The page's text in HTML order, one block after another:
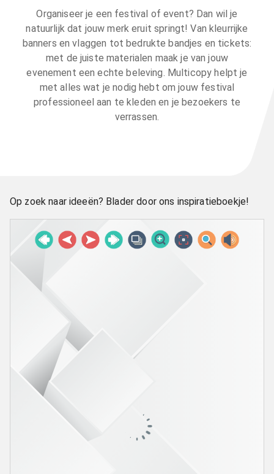
Organiseer je een festival of event? Dan wil je
natuurlijk dat jouw merk eruit springt! Van kleurrijke
banners en vlaggen tot bedrukte bandjes en tickets:
met de juiste materialen maak je van jouw
evenement een echte beleving. Multicopy helpt je
met alles wat je nodig hebt om jouw festival
professioneel aan te kleden en je bezoekers te
verrassen.
Op zoek naar ideeën? Blader door ons inspiratieboekje!